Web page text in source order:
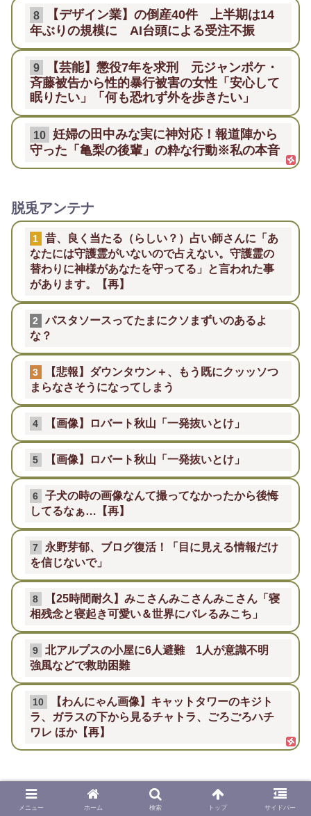
8
【デザイン業】の倒産40件 上半期は14
年ぶりの規模に AI台頭による受注不振
9
【芸能】懲役7年を求刑 元ジャンポケ・
斉藤被告から性的暴行被害の女性「安心して
眠りたい」「何も恐れず外を歩きたい」
10 妊婦の田中みな実に神対応！報道陣から
守った「亀梨の後輩」の粋な行動※私の本音
脱兎アンテナ
1
昔、良く当たる（らしい？）占い師さんに「あ
なたには守護霊がいないので占えない。守護霊の
替わりに神様があなたを守ってる」と言われた事
があります。【再】
2 パスタソースってたまにクソまずいのあるよ
な？
3
【悲報】ダウンタウン＋、もう既にクッッソつ
まらなさそうになってしまう
4 【画像】ロバート秋山「一発抜いとけ」
5 【画像】ロバート秋山「一発抜いとけ」
6
子犬の時の画像なんて撮ってなかったから後悔
してるなぁ…【再】
7
永野芽郁、ブログ復活！「目に見える情報だけ
を信じないで」
8
【25時間耐久】みこさんみこさんみこさん「寝
相残念と寝起き可愛い＆世界にバレるみこち」
9
北アルプスの小屋に6人避難 1人が意識不明
強風などで救助困難
10
【わんにゃん画像】キャットタワーのキジト
ラ、ガラスの下から見るチャトラ、ごろごろハチ
ワレ ほか【再】
【NHK調査】テレビを見ない若者が7
割！「見ない理由はNHKやろ」加速す
メニュー ホーム 検索 トップ サイドバー